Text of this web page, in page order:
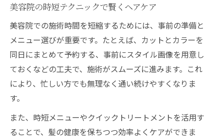
美容院の時短テクニックで賢くヘアケア
美容院での施術時間を短縮するためには、事前の準備と
メニュー選びが重要です。たとえば、カットとカラーを
同日にまとめて予約する、事前にスタイル画像を用意し
ておくなどの工夫で、施術がスムーズに進みます。これ
により、忙しい方でも無理なく通い続けやすくなりま
す。
また、時短メニューやクイックトリートメントを活用す
ることで、髪の健康を保ちつつ効率よくケアができま